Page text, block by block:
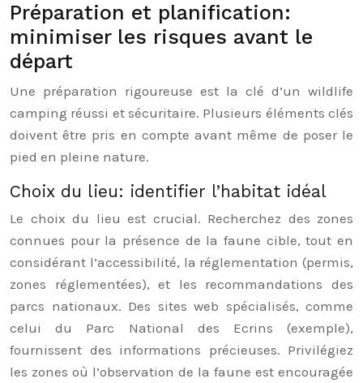
Préparation et planification:
minimiser les risques avant le
départ
Une préparation rigoureuse est la clé d’un wildlife
camping réussi et sécuritaire. Plusieurs éléments clés
doivent être pris en compte avant même de poser le
pied en pleine nature.
Choix du lieu: identifier l’habitat idéal
Le choix du lieu est crucial. Recherchez des zones
connues pour la présence de la faune cible, tout en
considérant l’accessibilité, la réglementation (permis,
zones réglementées), et les recommandations des
parcs nationaux. Des sites web spécialisés, comme
celui du Parc National des Ecrins (exemple),
fournissent des informations précieuses. Privilégiez
les zones où l’observation de la faune est encouragée